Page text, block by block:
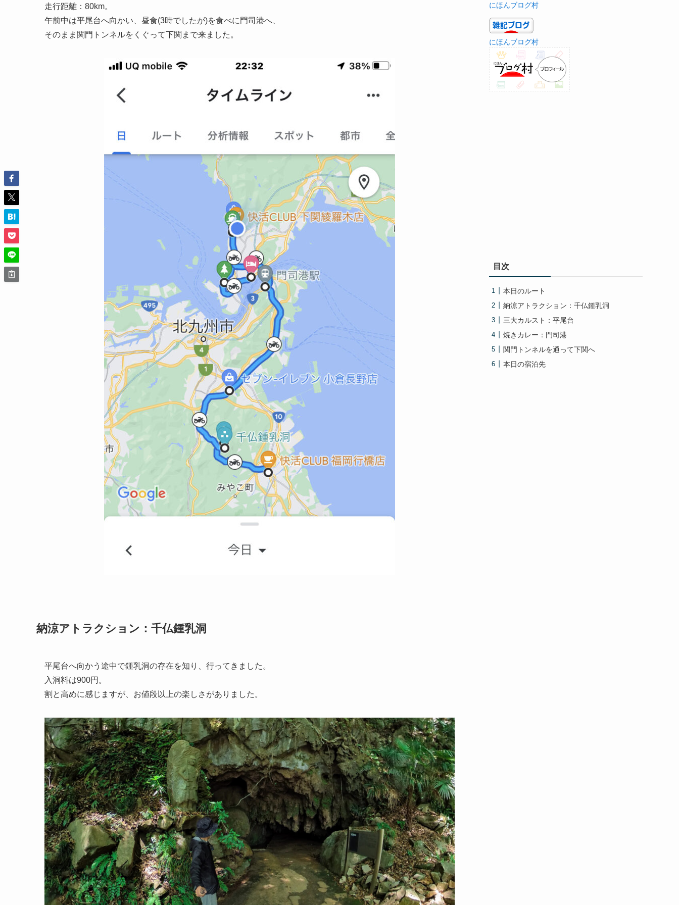
走行距離：80km。
午前中は平尾台へ向かい、昼食(3時でしたが)を食べに門司港へ、
そのまま関門トンネルをくぐって下関まで来ました。
納涼アトラクション：千仏鍾乳洞
平尾台へ向かう途中で鍾乳洞の存在を知り、行ってきました。
入洞料は900円。
割と高めに感じますが、お値段以上の楽しさがありました。
にほんブログ村
にほんブログ村
目次
本日のルート
納涼アトラクション：千仏鍾乳洞
三大カルスト：平尾台
焼きカレー：門司港
関門トンネルを通って下関へ
本日の宿泊先